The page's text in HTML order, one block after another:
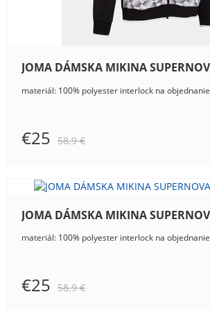
materiál: 100% polyester interlock na objednanie
€25 58.9 €
materiál: 100% polyester interlock na objednanie
€25 58.9 €